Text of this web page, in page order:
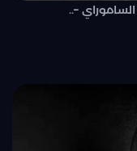
–..